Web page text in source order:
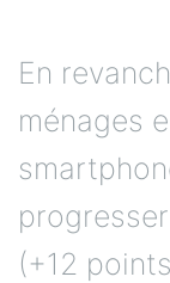
En
ménages
(+12